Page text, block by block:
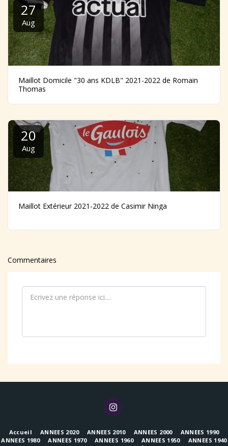
27
Aug
Maillot Domicile "30 ans KDLB" 2021-2022 de Romain
Thomas
20
Aug
Maillot Extérieur 2021-2022 de Casimir Ninga
Commentaires
Accueil ANNEES 2020 ANNEES 2010 ANNEES 2000
ANNEES 1990
ANNEES 1980
ANNEES 1970 ANNEES 1960 ANNEES 1950
ANNEES 1940